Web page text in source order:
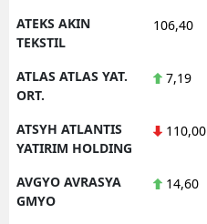
ATEKS AKIN
TEKSTIL
106,40
ATLAS ATLAS YAT.
ORT.
7,19
ATSYH ATLANTIS
YATIRIM HOLDING
110,00
AVGYO AVRASYA
GMYO
14,60